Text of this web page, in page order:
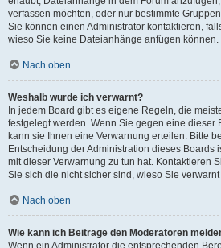
verfassen möchten, oder nur bestimmte
Sie können einen Administrator kontaktieren,
wieso Sie keine Dateianhänge anfügen können.
Nach oben
Weshalb wurde ich verwarnt?
In jedem Board gibt es eigene Regeln, die
festgelegt werden. Wenn Sie gegen eine dieser
kann sie Ihnen eine Verwarnung erteilen. Bitte
Entscheidung der Administration dieses Boards
mit dieser Verwarnung zu tun hat. Kontaktieren
Sie sich die nicht sicher sind, wieso Sie
Nach oben
Wie kann ich Beiträge den Moderatoren
Wenn ein Administrator die entsprechenden